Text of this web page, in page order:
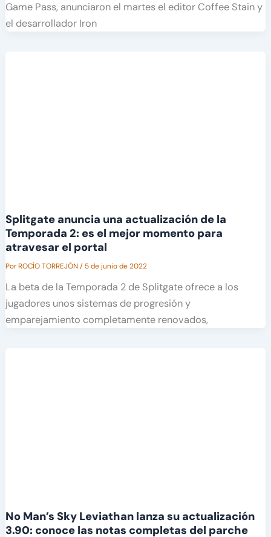
Game Pass, anunciaron el martes el editor Coffee Stain y
el desarrollador Iron
Splitgate anuncia una actualización de la
Temporada 2: es el mejor momento para
atravesar el portal
PorROCÍO TORREJÓN/ 5 de junio de 2022
La beta de la Temporada 2 de Splitgate ofrece a los
jugadores unos sistemas de progresión y
emparejamiento completamente renovados,
No Man’s Sky Leviathan lanza su actualización
3.90: conoce las notas completas del parche